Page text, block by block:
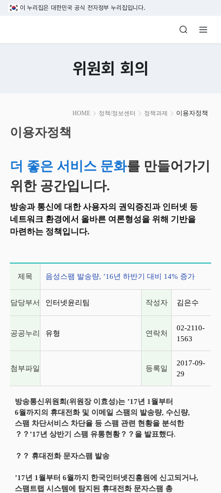
본문 바로가기
이 누리집은 대한민국 공식 전자정부 누리집입니다.
방송미디어통신위원회 Korea Media
위원회 회의
HOME 정책/정보센터 정책과제 이용자정책
시
이용자정책
더 좋은 서비스 문화를 만들어가기
위한 공간입니다.
방송과 통신에 대한 사용자의 권익증진과 인터넷 등
네트워크 환경에서 올바른 여론형성을 위해 기반을
마련하는 정책입니다.
제목 음성스팸 발송량, ’16년 하반기 대비 14% 증가
담당부서 인터넷윤리팀 작성자 김은수
공공누리 유형 연락처
02-2110-
1563
첨부파일 등록일
2017-09-
29
방송통신위원회(위원장 이효성)는 ’17년 1월부터
6월까지의 휴대전화 및 이메일 스팸의 발송량, 수신량,
스팸 차단서비스 차단율 등 스팸 관련 현황을 분석한
？？’17년 상반기 스팸 유통현황？？을 발표했다.
？？ 휴대전화 문자스팸 발송
’17년 1월부터 6월까지 한국인터넷진흥원에 신고되거나,
스팸트랩 시스템에 탐지된 휴대전화 문자스팸 총